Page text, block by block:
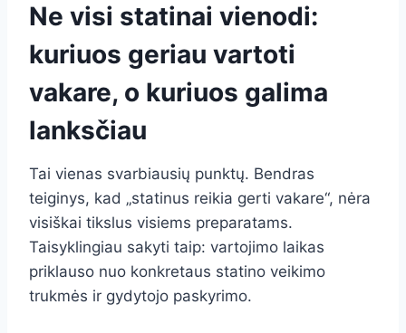
Ne visi statinai vienodi:
kuriuos geriau vartoti
vakare, o kuriuos galima
lanksčiau
Tai vienas svarbiausių punktų. Bendras
teiginys, kad „statinus reikia gerti vakare“, nėra
visiškai tikslus visiems preparatams.
Taisyklingiau sakyti taip: vartojimo laikas
priklauso nuo konkretaus statino veikimo
trukmės ir gydytojo paskyrimo.